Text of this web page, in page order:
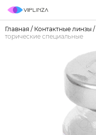
Главная / Контактные линзы /
торические специальные